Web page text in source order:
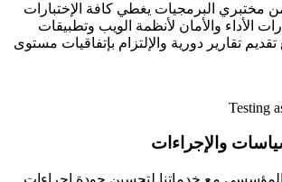
مختبري البرمجيات يغطي كافة الإختبارات
الأداء والأمان لأنظمة الويب وتطبيقات
تقارير دورية والإلتزام بإتفاقيات مستوى
والإجراءات
مع خدماتنا لتحسين جودة إجراءات